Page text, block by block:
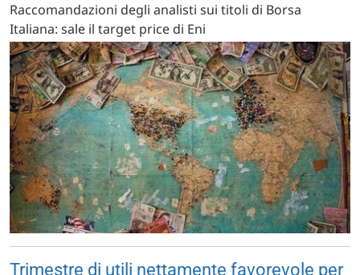
Raccomandazioni degli analisti sui titoli di Borsa
Italiana: sale il target price di Eni
Trimestre di utili nettamente favorevole per